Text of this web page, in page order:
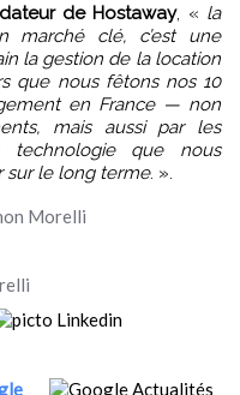
de Hostaway, « la
marché clé, c’est une
la gestion de la location
que nous fêtons nos 10
en France — non
mais aussi par les
que nous
sur le long terme. ».
Morelli